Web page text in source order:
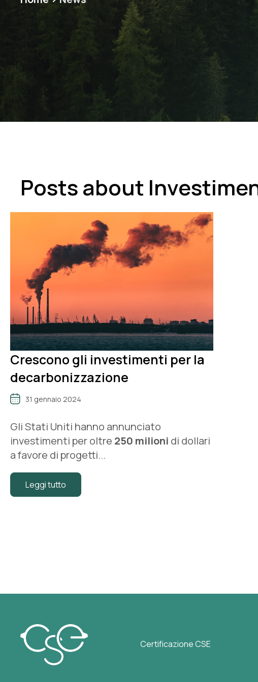
Posts about
Crescono gli investimenti per la
decarbonizzazione
31 gennaio 2024
Gli Stati Uniti hanno annunciato
investimenti per oltre 250 milioni di dollari
a favore di progetti...
Leggi tutto
Certificazione CSE